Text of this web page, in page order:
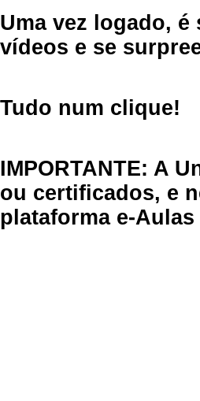
Uma vez logado,
vídeos e se
Tudo num clique!
IMPORTANTE: A
ou certificados, e
plataforma e-Aulas